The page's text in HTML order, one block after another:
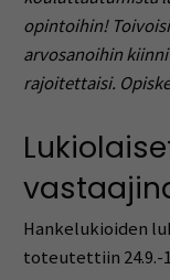
opintoihin!
arvosanoihin
rajoitettaisi.
Hankelukioiden
toteutettiin 24.9.-